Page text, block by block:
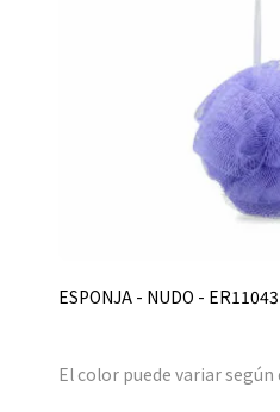
ESPONJA - NUDO -
El color puede variar